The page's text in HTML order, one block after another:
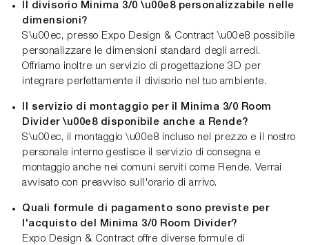
Il divisorio Minima 3/0 \u00e8 personalizzabile nelle
dimensioni?
S\u00ec, presso Expo Design & Contract \u00e8 possibile
personalizzare le dimensioni standard degli arredi.
Offriamo inoltre un servizio di progettazione 3D per
integrare perfettamente il divisorio nel tuo ambiente.
Il servizio di montaggio per il Minima 3/0 Room
Divider \u00e8 disponibile anche a Rende?
S\u00ec, il montaggio \u00e8 incluso nel prezzo e il nostro
personale interno gestisce il servizio di consegna e
montaggio anche nei comuni serviti come Rende. Verrai
avvisato con preavviso sull'orario di arrivo.
Quali formule di pagamento sono previste per
l'acquisto del Minima 3/0 Room Divider?
Expo Design & Contract offre diverse formule di